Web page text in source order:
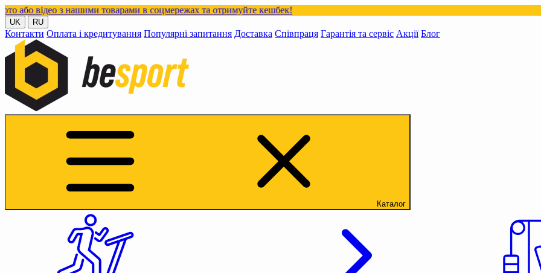
з нашими товарами в соцмережах та отримуйте кешбек!
UK RU
Контакти Оплата і кредитування Популярні запитання Доставка Співпраця Гарантія та сервіс Акції Блог
Каталог